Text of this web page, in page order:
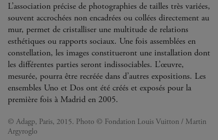
L’association précise de photographies de tailles très variées,
souvent accrochées non encadrées ou collées directement au
mur, permet de cristalliser une multitude de relations
esthétiques ou rapports sociaux. Une fois assemblées en
constellation, les images constitueront une installation dont
les différentes parties seront indissociables. L’œuvre,
mesurée, pourra être recréée dans d’autres expositions. Les
ensembles Uno et Dos ont été créés et exposés pour la
première fois à Madrid en 2005.
© Adagp, Paris, 2015. Photo © Fondation Louis Vuitton / Martin
Argyroglo